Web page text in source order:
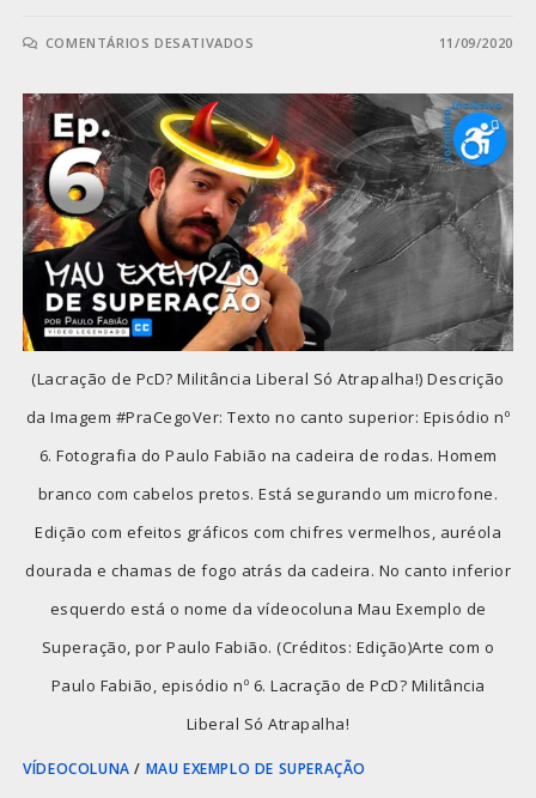
COMENTÁRIOS DESATIVADOS 11/09/2020
(Lacração de PcD? Militância Liberal Só Atrapalha!) Descrição
da Imagem #PraCegoVer: Texto no canto superior: Episódio nº
6. Fotografia do Paulo Fabião na cadeira de rodas. Homem
branco com cabelos pretos. Está segurando um microfone.
Edição com efeitos gráficos com chifres vermelhos, auréola
dourada e chamas de fogo atrás da cadeira. No canto inferior
esquerdo está o nome da vídeocoluna Mau Exemplo de
Superação, por Paulo Fabião. (Créditos: Edição)Arte com o
Paulo Fabião, episódio nº 6. Lacração de PcD? Militância
Liberal Só Atrapalha!
VÍDEOCOLUNA / MAU EXEMPLO DE SUPERAÇÃO